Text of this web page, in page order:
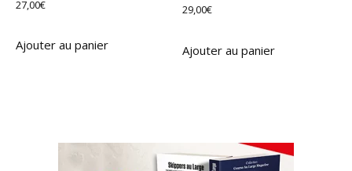
27,00€
Ajouter au panier
29,00€
Ajouter au panier